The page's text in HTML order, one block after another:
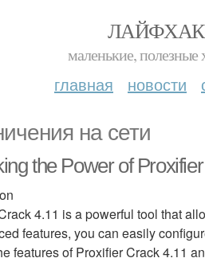
маленькие, полезные
главная новости
на сети
the Power of
4.11 is a powerful tool that
features, you can easily
features of Proxifier Crack 4.11